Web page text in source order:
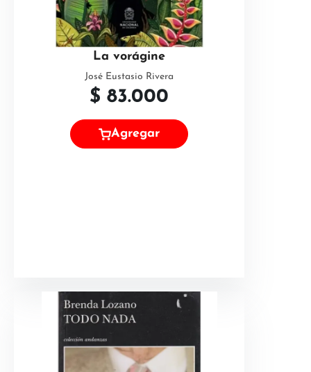
La vorágine
José Eustasio Rivera
$ 83.000
Agregar